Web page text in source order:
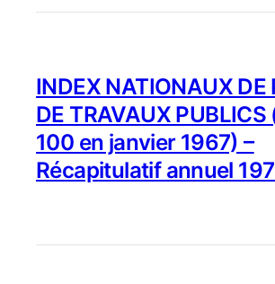
INDEX NATIONAUX DE
DE TRAVAUX PUBLICS
100 en janvier 1967) –
Récapitulatif annuel